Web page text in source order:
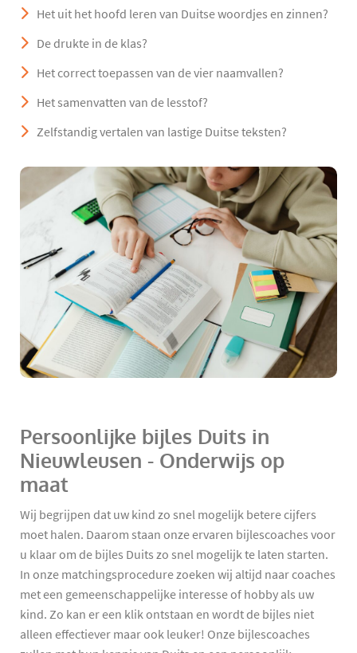
Het uit het hoofd leren van Duitse woordjes en zinnen?
De drukte in de klas?
Het correct toepassen van de vier naamvallen?
Het samenvatten van de lesstof?
Zelfstandig vertalen van lastige Duitse teksten?
Persoonlijke bijles Duits in
Nieuwleusen - Onderwijs op
maat
Wij begrijpen dat uw kind zo snel mogelijk betere cijfers
moet halen. Daarom staan onze ervaren bijlescoaches voor
u klaar om de bijles Duits zo snel mogelijk te laten starten.
In onze matchingsprocedure zoeken wij altijd naar coaches
met een gemeenschappelijke interesse of hobby als uw
kind. Zo kan er een klik ontstaan en wordt de bijles niet
alleen effectiever maar ook leuker! Onze bijlescoaches